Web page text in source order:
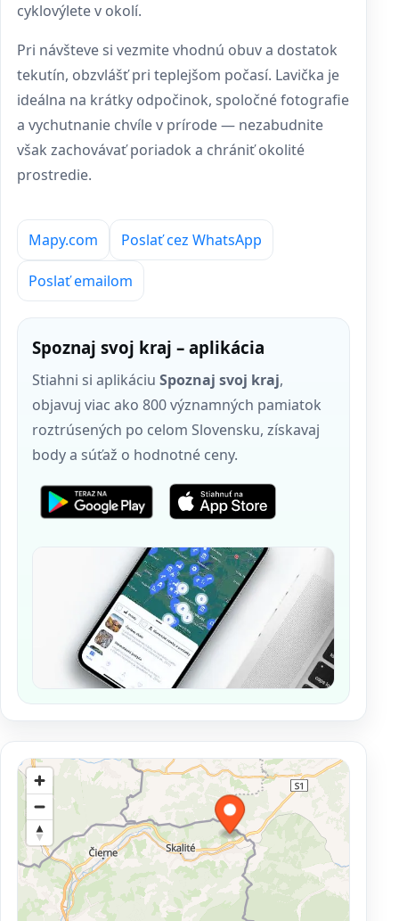
cyklovýlete v okolí.
Pri návšteve si vezmite vhodnú obuv a dostatok
tekutín, obzvlášť pri teplejšom počasí. Lavička je
ideálna na krátky odpočinok, spoločné fotografie
a vychutnanie chvíle v prírode — nezabudnite
však zachovávať poriadok a chrániť okolité
prostredie.
Mapy.com Poslať cez WhatsApp
Poslať emailom
Spoznaj svoj kraj – aplikácia
Stiahni si aplikáciu Spoznaj svoj kraj,
objavuj viac ako 800 významných pamiatok
roztrúsených po celom Slovensku, získavaj
body a súťaž o hodnotné ceny.